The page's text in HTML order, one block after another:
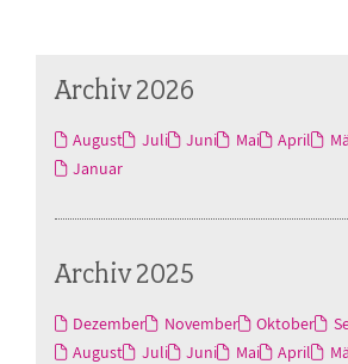
Archiv 2026
August Juli Juni Mai April
Januar
Archiv 2025
Dezember November Oktober
August
Juli Juni Mai April